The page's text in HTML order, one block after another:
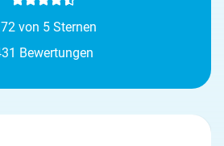
von 5 Sternen
Bewertungen